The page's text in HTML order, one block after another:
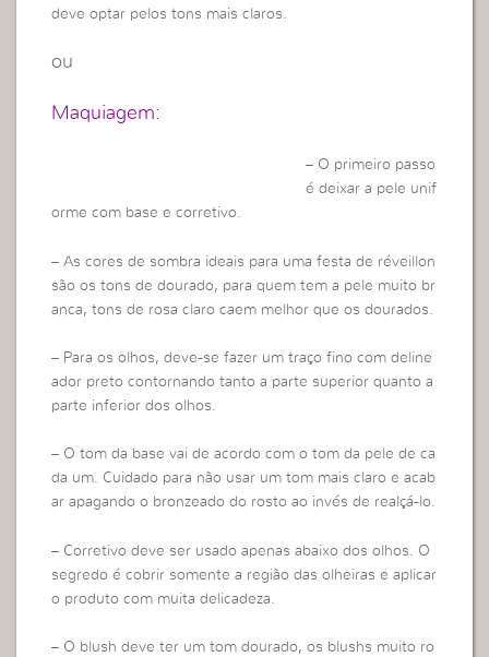
deve optar pelos tons mais claros.
ou
Maquiagem:
– O primeiro passo
é deixar a pele unif
orme com base e corretivo.
– As cores de sombra ideais para uma festa de réveillon
são os tons de dourado, para quem tem a pele muito br
anca, tons de rosa claro caem melhor que os dourados.
– Para os olhos, deve-se fazer um traço fino com deline
ador preto contornando tanto a parte superior quanto a
parte inferior dos olhos.
– O tom da base vai de acordo com o tom da pele de ca
da um. Cuidado para não usar um tom mais claro e acab
ar apagando o bronzeado do rosto ao invés de realçá-lo.
– Corretivo deve ser usado apenas abaixo dos olhos. O
segredo é cobrir somente a região das olheiras e aplicar
o produto com muita delicadeza.
– O blush deve ter um tom dourado, os blushs muito ro